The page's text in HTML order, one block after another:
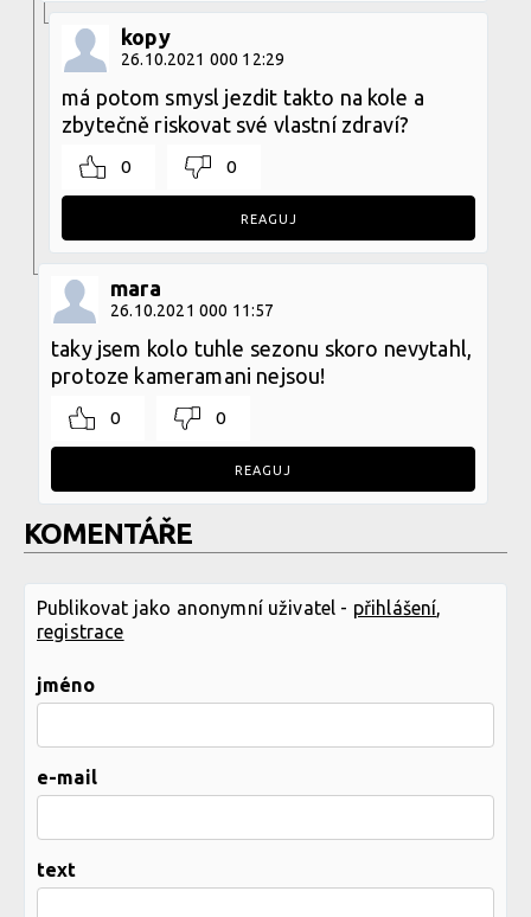
kopy
26.10.2021 000 12:29
má potom smysl jezdit takto na kole a
zbytečně riskovat své vlastní zdraví?
0 0
REAGUJ
mara
26.10.2021 000 11:57
taky jsem kolo tuhle sezonu skoro nevytahl,
protoze kameramani nejsou!
0 0
REAGUJ
KOMENTÁŘE
Publikovat jako anonymní uživatel - přihlášení
registrace
jméno
e-mail
text